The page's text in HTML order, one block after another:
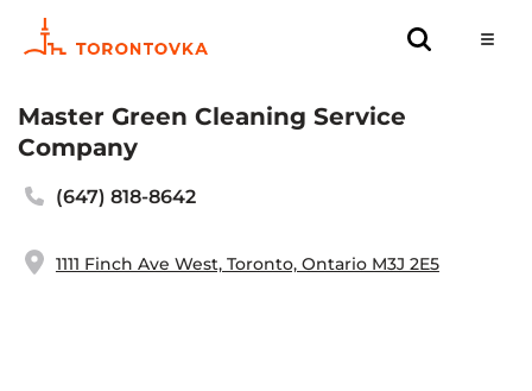
Master Green Cleaning Service
Company
(647) 818-8642
1111 Finch Ave West, Toronto, Ontario M3J 2E5